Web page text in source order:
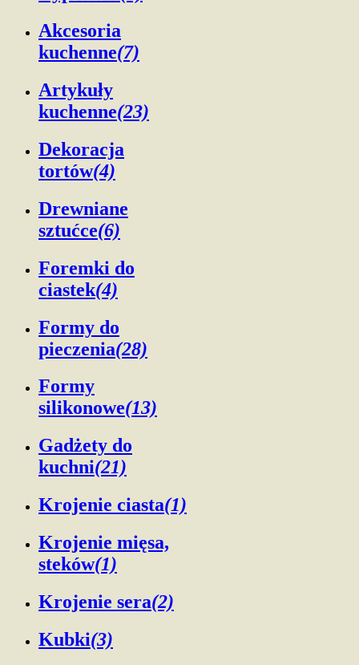
Akcesoria
kuchenne(7)
Artykuły
kuchenne(23)
Dekoracja
tortów(4)
Drewniane
sztućce(6)
Foremki do
ciastek(4)
Formy do
pieczenia(28)
Formy
silikonowe(13)
Gadżety do
kuchni(21)
Krojenie ciasta(1)
Krojenie mięsa,
steków(1)
Krojenie sera(2)
Kubki(3)